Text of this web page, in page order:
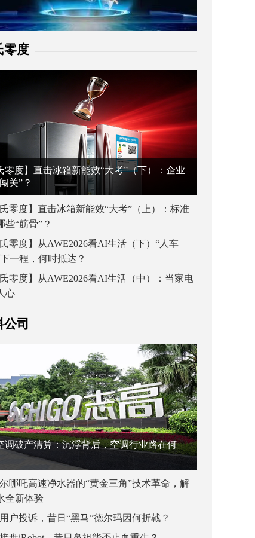
零度
零度】直击冰箱新能效“大考”（下）：企业
关”？
氏零度】直击冰箱新能效“大考”（上）：标准
些“筋骨”？
氏零度】从AWE2026看AI生活（下）“人车
一程，何时抵达？
氏零度】从AWE2026看AI生活（中）：当家电
心
司
调破产清算：沉浮背后，空调行业路在何
哪吒高速净水器的“黄金三角”技术革命，解
全新体验
户投诉，昔日“黑马”德尔玛因何折戟？